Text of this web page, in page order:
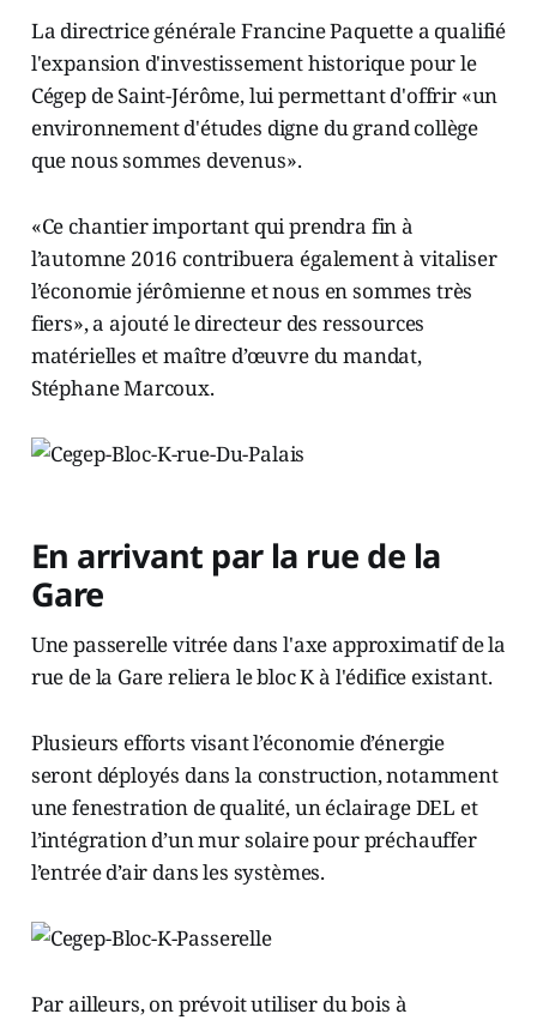
La directrice générale Francine Paquette a qualifié
l'expansion d'investissement historique pour le
Cégep de Saint-Jérôme, lui permettant d'offrir «un
environnement d'études digne du grand collège
que nous sommes devenus».
«Ce chantier important qui prendra fin à
l’automne 2016 contribuera également à vitaliser
l’économie jérômienne et nous en sommes très
fiers», a ajouté le directeur des ressources
matérielles et maître d’œuvre du mandat,
Stéphane Marcoux.
En arrivant par la rue de la
Gare
Une passerelle vitrée dans l'axe approximatif de la
rue de la Gare reliera le bloc K à l'édifice existant.
Plusieurs efforts visant l’économie d’énergie
seront déployés dans la construction, notamment
une fenestration de qualité, un éclairage DEL et
l’intégration d’un mur solaire pour préchauffer
l’entrée d’air dans les systèmes.
Par ailleurs, on prévoit utiliser du bois à